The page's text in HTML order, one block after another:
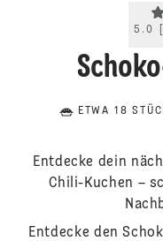
5.0
ETWA 18
Entdecke dein
Chili-Kuchen –
Entdecke den